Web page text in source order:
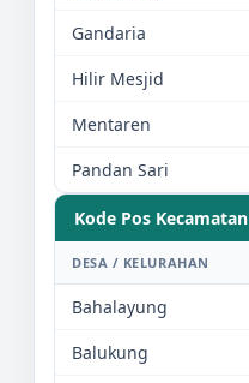
Gandaria
Hilir Mesjid
Mentaren
Pandan Sari
Kode Pos Kecamatan
DESA / KELURAHAN
Bahalayung
Balukung